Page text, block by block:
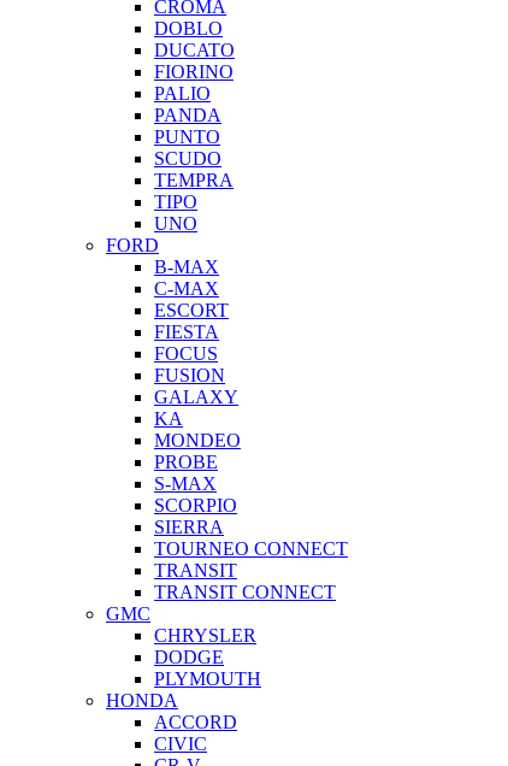
CROMA
DOBLO
DUCATO
FIORINO
PALIO
PANDA
PUNTO
SCUDO
TEMPRA
TIPO
UNO
FORD
B-MAX
C-MAX
ESCORT
FIESTA
FOCUS
FUSION
GALAXY
KA
MONDEO
PROBE
S-MAX
SCORPIO
SIERRA
TOURNEO CONNECT
TRANSIT
TRANSIT CONNECT
GMC
CHRYSLER
DODGE
PLYMOUTH
HONDA
ACCORD
CIVIC